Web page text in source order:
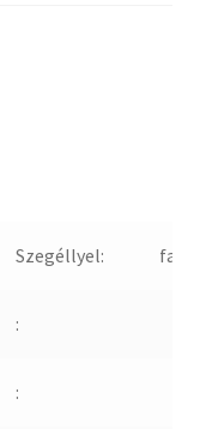
Szegéllyel: false
:
: